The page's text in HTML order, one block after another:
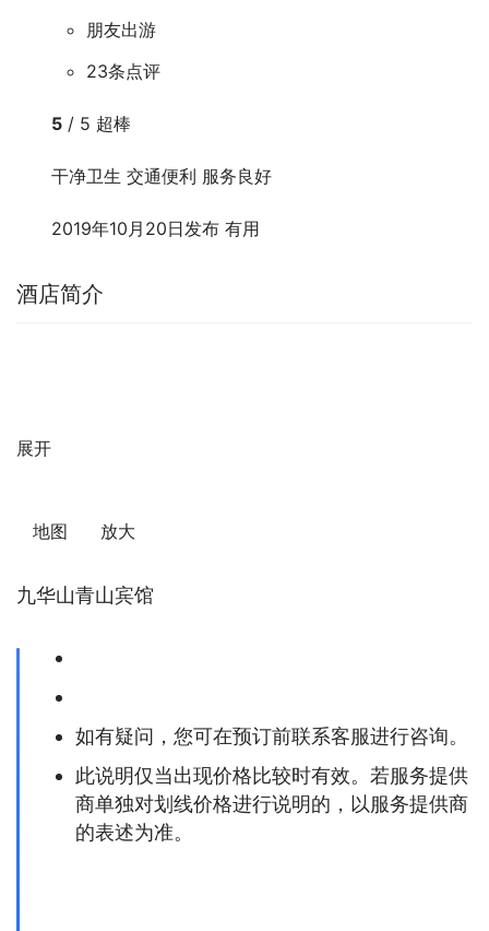
朋友出游
23条点评
5 / 5 超棒
干净卫生 交通便利 服务良好
2019年10月20日发布 有用
酒店简介
展开
   地图      放大
九华山青山宾馆
如有疑问，您可在预订前联系客服进行咨询。
此说明仅当出现价格比较时有效。若服务提供
商单独对划线价格进行说明的，以服务提供商
的表述为准。